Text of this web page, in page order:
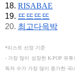
18. RISABAE
19. 뜨뜨뜨뜨
20. 최고다윽박
*리스트 선정 기준
- 가장 많이 성장한 K-POP 유
독자 수가 가장 많이 증가한 국